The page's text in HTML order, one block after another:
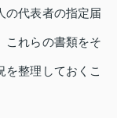
の代表者の指定届
これらの書類をそ
を整理しておくこ